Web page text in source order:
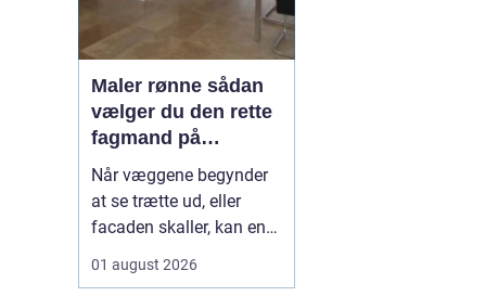
Maler rønne sådan
vælger du den rette
fagmand på
bornholm
Når væggene begynder
at se trætte ud, eller
facaden skaller, kan en
enorm forskel. Mange
01 august 2026